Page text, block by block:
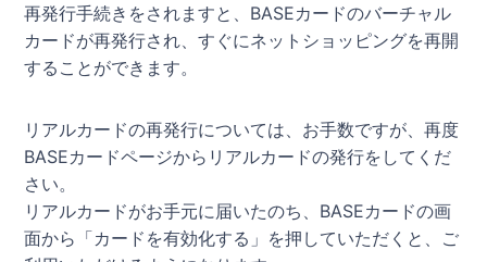
再発行手続きをされますと、BASEカードのバーチャル
カードが再発行され、すぐにネットショッピングを再開
することができます。
リアルカードの再発行については、お手数ですが、再度
BASEカードページからリアルカードの発行をしてくだ
さい。
リアルカードがお手元に届いたのち、BASEカードの画
面から「カードを有効化する」を押していただくと、ご